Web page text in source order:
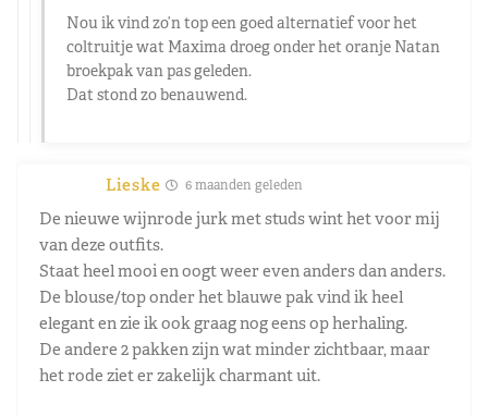
Nou ik vind zo’n top een goed alternatief voor het
coltruitje wat Maxima droeg onder het oranje Natan
broekpak van pas geleden.
Dat stond zo benauwend.
Lieske 6 maanden geleden
De nieuwe wijnrode jurk met studs wint het voor mij
van deze outfits.
Staat heel mooi en oogt weer even anders dan anders.
De blouse/top onder het blauwe pak vind ik heel
elegant en zie ik ook graag nog eens op herhaling.
De andere 2 pakken zijn wat minder zichtbaar, maar
het rode ziet er zakelijk charmant uit.